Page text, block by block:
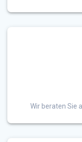
Wir beraten Sie